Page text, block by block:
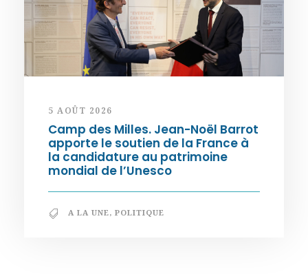
5 AOÛT 2026
Camp des Milles. Jean-Noël Barrot
apporte le soutien de la France à
la candidature au patrimoine
mondial de l’Unesco
A LA UNE, POLITIQUE